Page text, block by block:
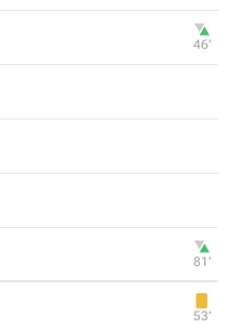
46‎’‎
81‎’‎
53‎’‎